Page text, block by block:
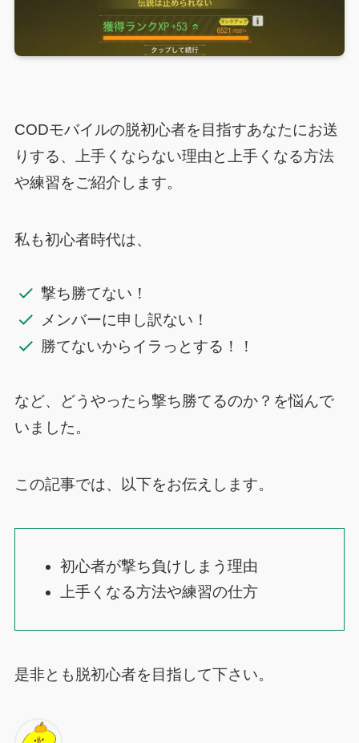
CODモバイルの脱初心者を目指すあなたにお送
りする、上手くならない理由と上手くなる方法
や練習をご紹介します。
私も初心者時代は、
撃ち勝てない！
メンバーに申し訳ない！
勝てないからイラっとする！！
など、どうやったら撃ち勝てるのか？を悩んで
いました。
この記事では、以下をお伝えします。
初心者が撃ち負けしまう理由
上手くなる方法や練習の仕方
是非とも脱初心者を目指して下さい。